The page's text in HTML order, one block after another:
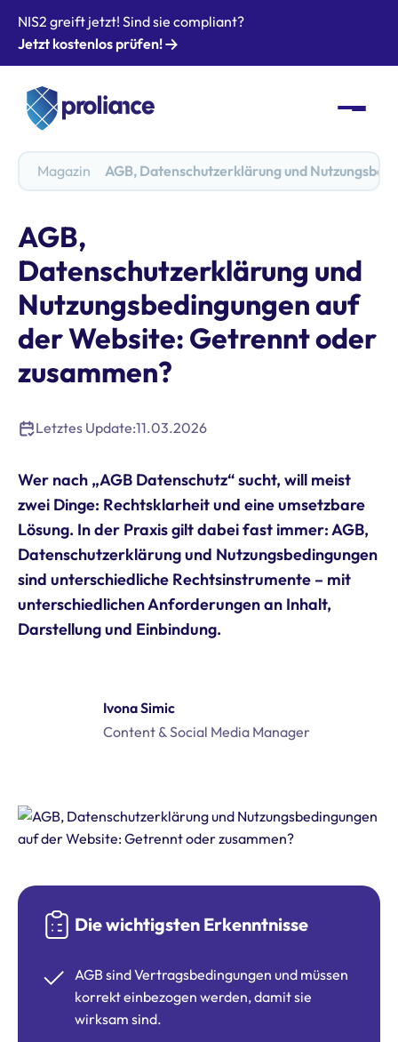
NIS2 greift jetzt! Sind sie compliant?
Jetzt kostenlos prüfen!
Magazin AGB, Datenschutzerklärung und
AGB,
Datenschutzerklärung und
Nutzungsbedingungen auf
der Website: Getrennt oder
zusammen?
Letztes Update:11.03.2026
Wer nach „AGB Datenschutz“ sucht, will meist
zwei Dinge: Rechtsklarheit und eine umsetzbare
Lösung. In der Praxis gilt dabei fast immer: AGB,
Datenschutzerklärung und Nutzungsbedingungen
sind unterschiedliche Rechtsinstrumente – mit
unterschiedlichen Anforderungen an Inhalt,
Darstellung und Einbindung.
Ivona Simic
Content & Social Media Manager
Die wichtigsten Erkenntnisse
AGB sind Vertragsbedingungen und müssen
korrekt einbezogen werden, damit sie
wirksam sind.